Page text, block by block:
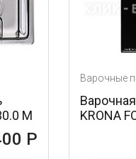
Варочные поверхности
Варочная поверхность
KRONA FORTE 30 BL